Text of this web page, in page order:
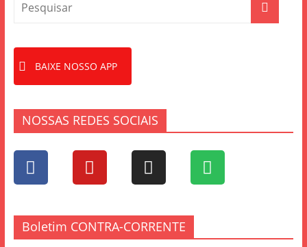
k
BAIXE NOSSO APP
NOSSAS REDES SOCIAIS
Boletim CONTRA-CORRENTE